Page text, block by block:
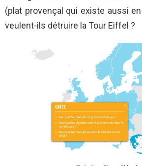
(plat provençal qui existe aussi
veulent-ils détruire la Tour Eiffel ?